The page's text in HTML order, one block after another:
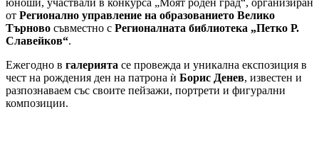
от Регионално управление на образованието Велико
Търново съвместно с Регионалната библиотека „Петко Р.
Славейков“.
Ежегодно в галерията се провежда и уникална експозиция в
чест на рождения ден на патрона ѝ Борис Денев, известен и
разпознаваем със своите пейзажи, портрети и фигурални
композиции.